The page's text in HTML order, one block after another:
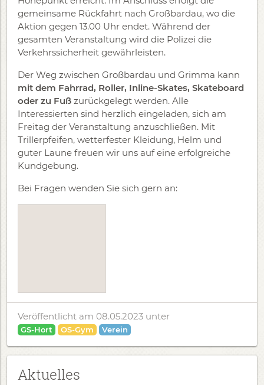
gemeinsame Rückfahrt nach Großbardau, wo die
Aktion gegen 13.00 Uhr endet. Während der
gesamten Veranstaltung wird die Polizei die
Verkehrssicherheit gewährleisten.
Der Weg zwischen Großbardau und Grimma kann
mit dem Fahrrad, Roller, Inline-Skates, Skateboard
oder zu Fuß zurückgelegt werden. Alle
Interessierten sind herzlich eingeladen, sich am
Freitag der Veranstaltung anzuschließen. Mit
Trillerpfeifen, wetterfester Kleidung, Helm und
guter Laune freuen wir uns auf eine erfolgreiche
Kundgebung.
Bei Fragen wenden Sie sich gern an:
Veröffentlicht am 08.05.2023 unter
GS-Hort OS-Gym Verein
Aktuelles